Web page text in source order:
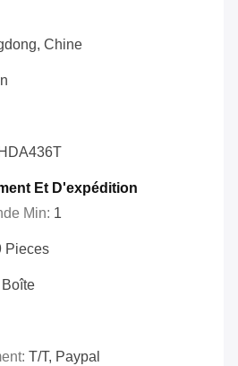
Chine
HDA436T
Et D'expédition
Min: 1
Pieces
Boîte
T/T, Paypal